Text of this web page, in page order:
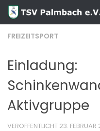
Zum Inhalt springen
FREIZEITSPORT
Einladung:
Aktivgruppe
VERÖFFENTLICHT 23. FEBRUAR